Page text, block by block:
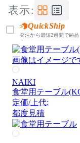
表示:
QuickShip
発注から最短2週間で納品
画像はイメージで
NAIKI
食堂用テーブル
定価/上代:
都度見積